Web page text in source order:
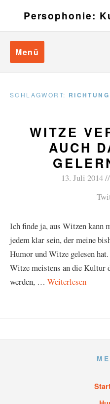
Persophonie:
Menü
SCHLAGWORT: RICHTUNG
WITZE
AUCH
13. Juli 2014
Ich finde ja, aus Witzen kann
jedem klar sein, der meine
Humor und Witze gelesen
Witze meistens an die Kultur
werden, … Weiterlesen